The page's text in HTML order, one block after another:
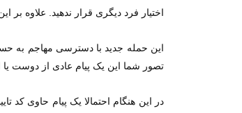
اختیار فرد دیگری قرار ندهید. علاوه بر
این حمله جدید با دسترسی مهاجم به
تصور شما این یک پیام عادی از دوست
در این هنگام احتمالا یک پیام حاوی